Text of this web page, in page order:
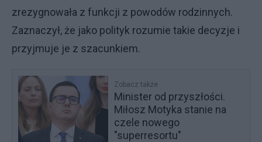
zrezygnowała z funkcji z powodów rodzinnych.
Zaznaczył, że jako polityk rozumie takie decyzje i
przyjmuje je z szacunkiem.
Zobacz także
Minister od przyszłości.
Miłosz Motyka stanie na
czele nowego
"superresortu"